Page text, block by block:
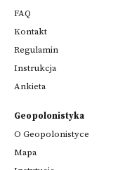
FAQ
Kontakt
Regulamin
Instrukcja
Ankieta
Geopolonistyka
O Geopolonistyce
Mapa